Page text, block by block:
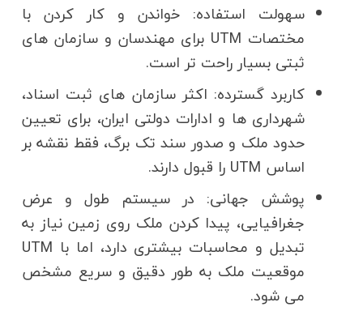
سهولت استفاده: خواندن و کار کردن با
مختصات UTM برای مهندسان و سازمان های
ثبتی بسیار راحت تر است.
کاربرد گسترده: اکثر سازمان های ثبت اسناد،
شهرداری ها و ادارات دولتی ایران، برای تعیین
حدود ملک و صدور سند تک برگ، فقط نقشه بر
اساس UTM را قبول دارند.
پوشش جهانی: در سیستم طول و عرض
جغرافیایی، پیدا کردن ملک روی زمین نیاز به
تبدیل و محاسبات بیشتری دارد، اما با UTM
موقعیت ملک به طور دقیق و سریع مشخص
می شود.